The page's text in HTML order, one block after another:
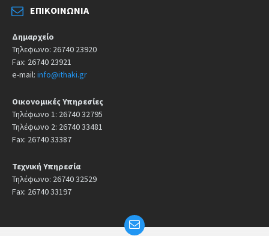
ΕΠΙΚΟΙΝΩΝΊΑ
Δημαρχείο
Τηλεφωνο: 26740 23920
Fax: 26740 23921
e-mail: info@ithaki.gr
Οικονομικές Υπηρεσίες
Τηλέφωνο 1: 26740 32795
Τηλέφωνο 2: 26740 33481
Fax: 26740 33387
Τεχνική Υπηρεσία
Τηλέφωνο: 26740 32529
Fax: 26740 33197